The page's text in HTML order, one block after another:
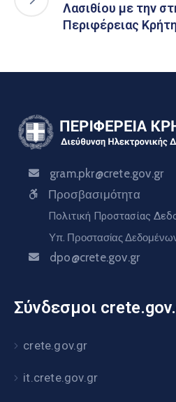
Λασιθίου με την
Περιφέρειας
gram.pkr@crete.gov.gr
Προσβασιμότητα
Πολιτική Προστασίας
Υπ. Προστασίας
dpo@crete.gov.gr
Σύνδεσμοι
crete.gov.gr
it.crete.gov.gr